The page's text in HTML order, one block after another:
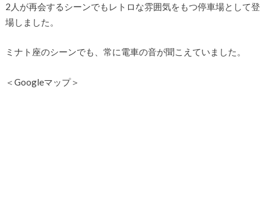
2人が再会するシーンでもレトロな雰囲気をもつ停車場として登
場しました。
ミナト座のシーンでも、常に電車の音が聞こえていました。
＜Googleマップ＞